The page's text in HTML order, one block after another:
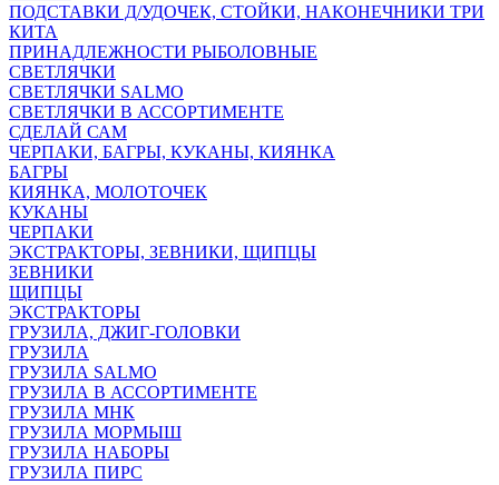
ПОДСТАВКИ Д/УДОЧЕК, СТОЙКИ, НАКОНЕЧНИКИ ТРИ
КИТА
ПРИНАДЛЕЖНОСТИ РЫБОЛОВНЫЕ
СВЕТЛЯЧКИ
СВЕТЛЯЧКИ SALMO
СВЕТЛЯЧКИ В АССОРТИМЕНТЕ
СДЕЛАЙ САМ
ЧЕРПАКИ, БАГРЫ, КУКАНЫ, КИЯНКА
БАГРЫ
КИЯНКА, МОЛОТОЧЕК
КУКАНЫ
ЧЕРПАКИ
ЭКСТРАКТОРЫ, ЗЕВНИКИ, ЩИПЦЫ
ЗЕВНИКИ
ЩИПЦЫ
ЭКСТРАКТОРЫ
ГРУЗИЛА, ДЖИГ-ГОЛОВКИ
ГРУЗИЛА
ГРУЗИЛА SALMO
ГРУЗИЛА В АССОРТИМЕНТЕ
ГРУЗИЛА МНК
ГРУЗИЛА МОРМЫШ
ГРУЗИЛА НАБОРЫ
ГРУЗИЛА ПИРС